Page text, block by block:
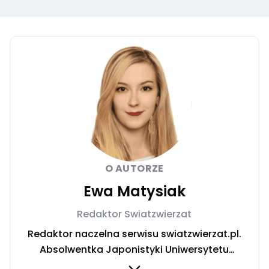
O AUTORZE
Ewa Matysiak
Redaktor Swiatzwierzat
Redaktor naczelna serwisu swiatzwierzat.pl.
Absolwentka Japonistyki Uniwersytetu
Warszawskiego. W trakcie rocznego wyjazdu